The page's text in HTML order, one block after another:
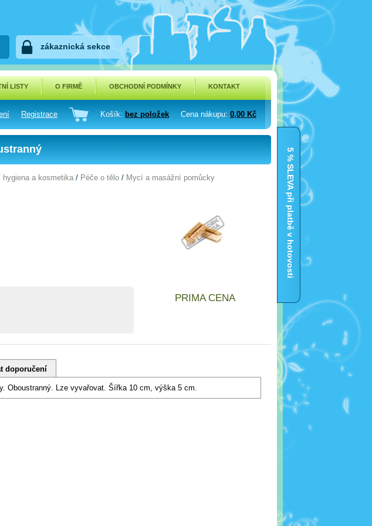
5 % SLEVA při platbě v hotovosti
zákaznická sekce
LISTY O FIRMĚ OBCHODNÍ PODMÍNKY KONTAKT
Registrace Košík: bez položek Cena nákupu: 0,00 Kč
hygiena a kosmetika / Péče o tělo / Mycí a masážní pomůcky
PRIMA CENA
doporučení
Oboustranný. Lze vyvařovat. Šířka 10 cm, výška 5 cm.